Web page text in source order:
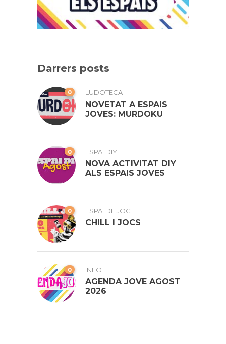
Darrers posts
0 LUDOTECA
NOVETAT A ESPAIS
JOVES: MURDOKU
0 ESPAI DIY
NOVA ACTIVITAT DIY
ALS ESPAIS JOVES
0 ESPAI DE JOC
CHILL I JOCS
0 INFO
AGENDA JOVE AGOST
2026